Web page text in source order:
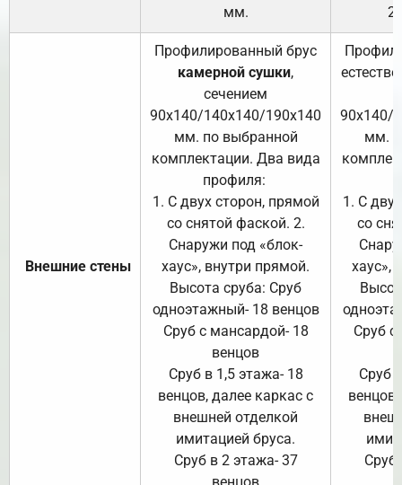
мм.
Внешние стены
Профилированный брус
камерной сушки,
сечением
90х140/140х140/190х140
мм. по выбранной
комплектации. Два вида
профиля:
1. С двух сторон, прямой
со снятой фаской. 2.
Снаружи под «блок-
хаус», внутри прямой.
Высота сруба: Сруб
одноэтажный- 18 венцов
Сруб с мансардой- 18
венцов
Сруб в 1,5 этажа- 18
венцов, далее каркас с
внешней отделкой
имитацией бруса.
Сруб в 2 этажа- 37
90х140/
мм.
1. С
со
хаус»,
Сруб с
Сруб
Сруб